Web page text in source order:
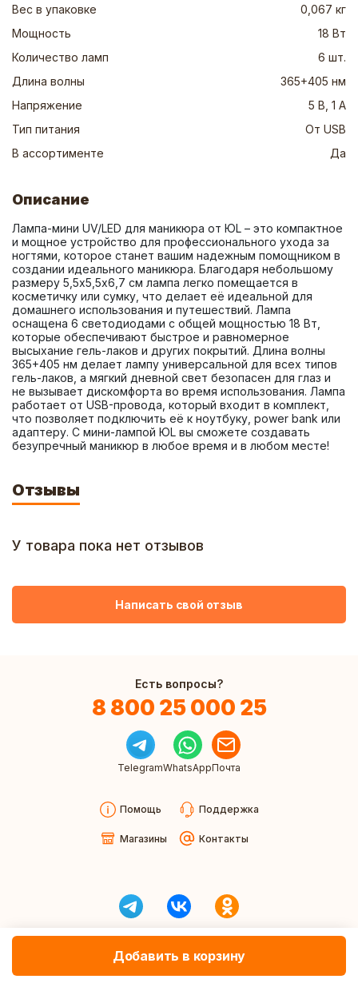
Добавить в корзину
Вес в упаковке
0,067 кг
Мощность
18 Вт
Количество ламп
6 шт.
Длина волны
365+405 нм
Напряжение
5 В, 1 А
Тип питания
От USB
В ассортименте
Да
Описание
Лампа-мини UV/LED для маникюра от ЮL – это компактное
и мощное устройство для профессионального ухода за
ногтями, которое станет вашим надежным помощником в
создании идеального маникюра. Благодаря небольшому
размеру 5,5х5,5х6,7 см лампа легко помещается в
косметичку или сумку, что делает её идеальной для
домашнего использования и путешествий. Лампа
оснащена 6 светодиодами с общей мощностью 18 Вт,
которые обеспечивают быстрое и равномерное
высыхание гель-лаков и других покрытий. Длина волны
365+405 нм делает лампу универсальной для всех типов
гель-лаков, а мягкий дневной свет безопасен для глаз и
не вызывает дискомфорта во время использования. Лампа
работает от USB-провода, который входит в комплект,
что позволяет подключить её к ноутбуку, power bank или
адаптеру. С мини-лампой ЮL вы сможете создавать
безупречный маникюр в любое время и в любом месте!
Отзывы
У товара пока нет отзывов
Написать свой отзыв
Есть вопросы?
8 800 25 000 25
TelegramWhatsAppПочта
Помощь Поддержка
Магазины Контакты